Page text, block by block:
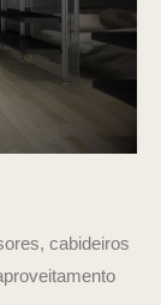
cabideiros